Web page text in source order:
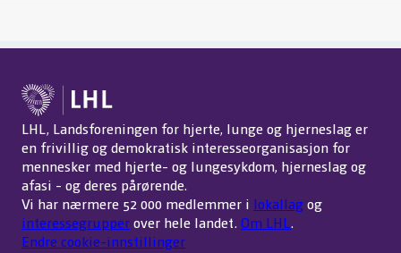
LHL, Landsforeningen for hjerte, lunge og hjerneslag er
en frivillig og demokratisk interesseorganisasjon for
mennesker med hjerte- og lungesykdom, hjerneslag og
afasi - og deres pårørende.
Vi har nærmere 52 000 medlemmer i lokallagog
interessegrupperover hele landet. Om LHL.
Endre cookie-innstillinger